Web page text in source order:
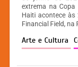
s
A
p
e
b
o
extrema na
Haiti acontece
Financial Field,
Arte e Cultura